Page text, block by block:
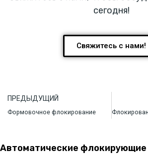
сегодня!
Свяжитесь с нами!
ПРЕДЫДУЩИЙ
Формовочное флокирование
Автоматические